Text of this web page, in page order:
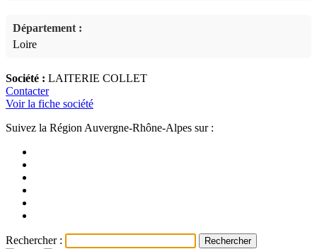
Département :
Loire
Société : LAITERIE COLLET
Contacter
Voir la fiche société
Suivez la Région Auvergne-Rhône-Alpes sur :
Rechercher :